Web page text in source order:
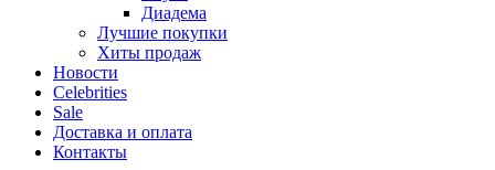
Диадема
Лучшие покупки
Хиты продаж
Новости
Celebrities
Sale
Доставка и оплата
Контакты